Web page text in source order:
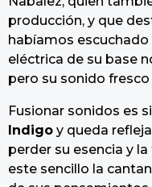
producción, y que
habíamos
eléctrica de su base
pero su sonido
Fusionar sonidos es
Indigo y queda
perder su esencia y
este sencillo la